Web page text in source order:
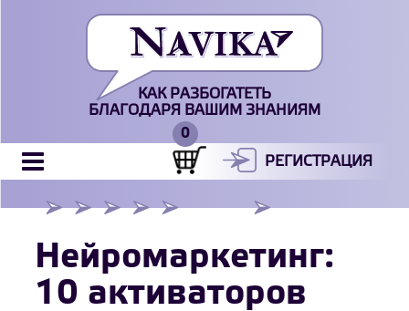
КАК РАЗБОГАТЕТЬ
БЛАГОДАРЯ ВАШИМ ЗНАНИЯМ
РЕГИСТРАЦИЯ
Нейромаркетинг:
10 активаторов